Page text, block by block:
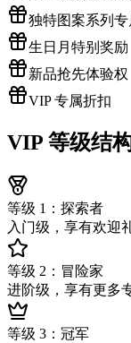
独特图案系列专
生日月特别奖励
新品抢先体验权
VIP 专属折扣
VIP 等级结
等级 1：探索者
入门级，享有欢迎
等级 2：冒险家
进阶级，享有更多
等级 3：冠军